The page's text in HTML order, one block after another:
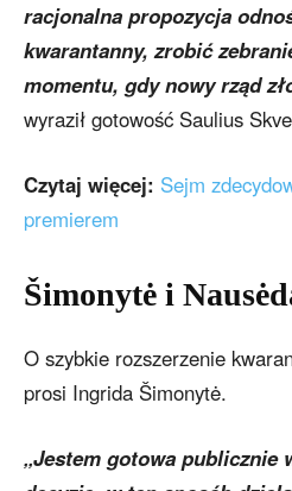
racjonalna propozycja
kwarantanny, zrobić
momentu, gdy nowy rząd
wyraził gotowość Saulius
Czytaj więcej: Sejm
premierem
Šimonytė i
O szybkie rozszerzenie
prosi Ingrida Šimonytė.
„Jestem gotowa publicznie